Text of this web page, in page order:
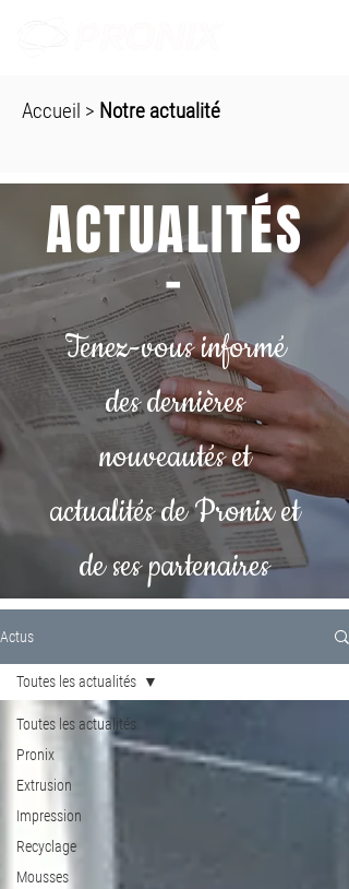
Accueil > Notre actualité
ACTUALITÉS
-
Tenez-vous informé
des dernières
nouveautés et
actualités de Pronix et
de ses partenaires
Actus
Toutes les actualités
Pronix
Extrusion
Impression
Recyclage
Mousses
Toutes les actualités